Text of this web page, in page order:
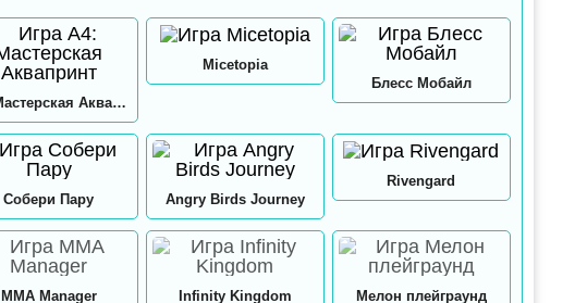
А4: Мастерская Аквапринт
Micetopia
Блесс Мобайл
Собери Пару Angry Birds Journey
Rivengard
MMA Manager Infinity Kingdom Мелон плейграунд